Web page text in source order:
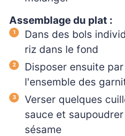
Assemblage du plat :
Dans des bols
riz dans le fond
Disposer ensuite
l'ensemble des
Verser quelques
sauce et
sésame